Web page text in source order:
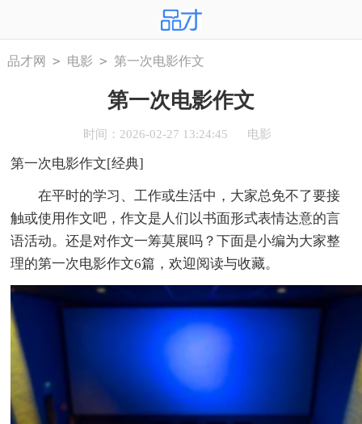
品才网 > 电影 > 第一次电影作文
第一次电影作文
时间：2026-02-27 13:24:45 电影
第一次电影作文[经典]
在平时的学习、工作或生活中，大家总免不了要接
触或使用作文吧，作文是人们以书面形式表情达意的言
语活动。还是对作文一筹莫展吗？下面是小编为大家整
理的第一次电影作文6篇，欢迎阅读与收藏。